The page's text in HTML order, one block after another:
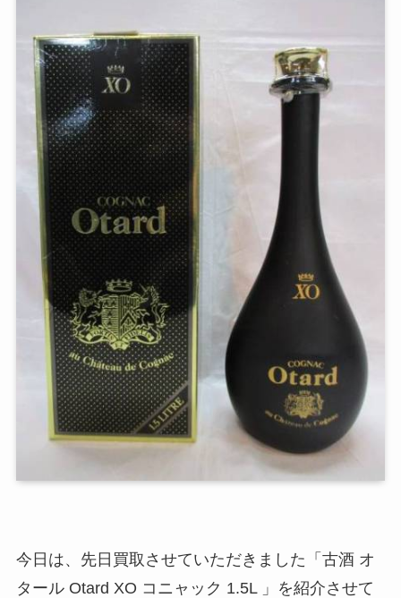
今日は、先日買取させていただきました「古酒 オ
タール Otard XO コニャック 1.5L 」を紹介させて